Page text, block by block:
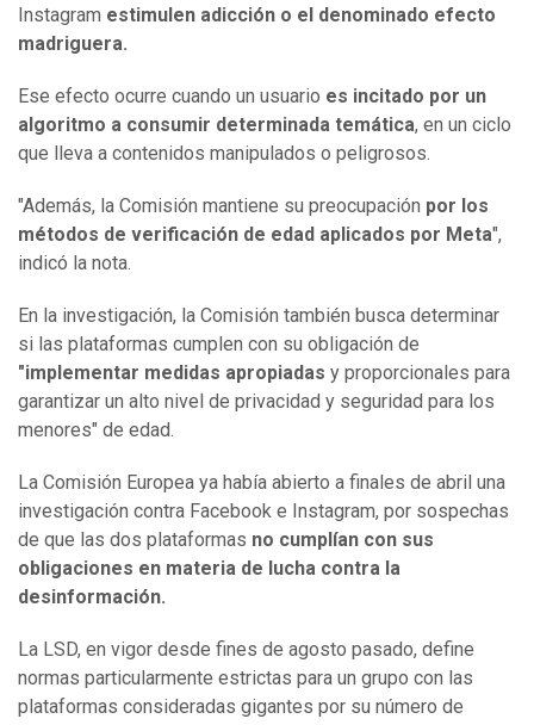
Instagram estimulen adicción o el denominado efecto
madriguera.
Ese efecto ocurre cuando un usuario es incitado por un
algoritmo a consumir determinada temática, en un ciclo
que lleva a contenidos manipulados o peligrosos.
"Además, la Comisión mantiene su preocupación por los
métodos de verificación de edad aplicados por Meta",
indicó la nota.
En la investigación, la Comisión también busca determinar
si las plataformas cumplen con su obligación de
"implementar medidas apropiadas y proporcionales para
garantizar un alto nivel de privacidad y seguridad para los
menores" de edad.
La Comisión Europea ya había abierto a finales de abril una
investigación contra Facebook e Instagram, por sospechas
de que las dos plataformas no cumplían con sus
obligaciones en materia de lucha contra la
desinformación.
La LSD, en vigor desde fines de agosto pasado, define
normas particularmente estrictas para un grupo con las
plataformas consideradas gigantes por su número de